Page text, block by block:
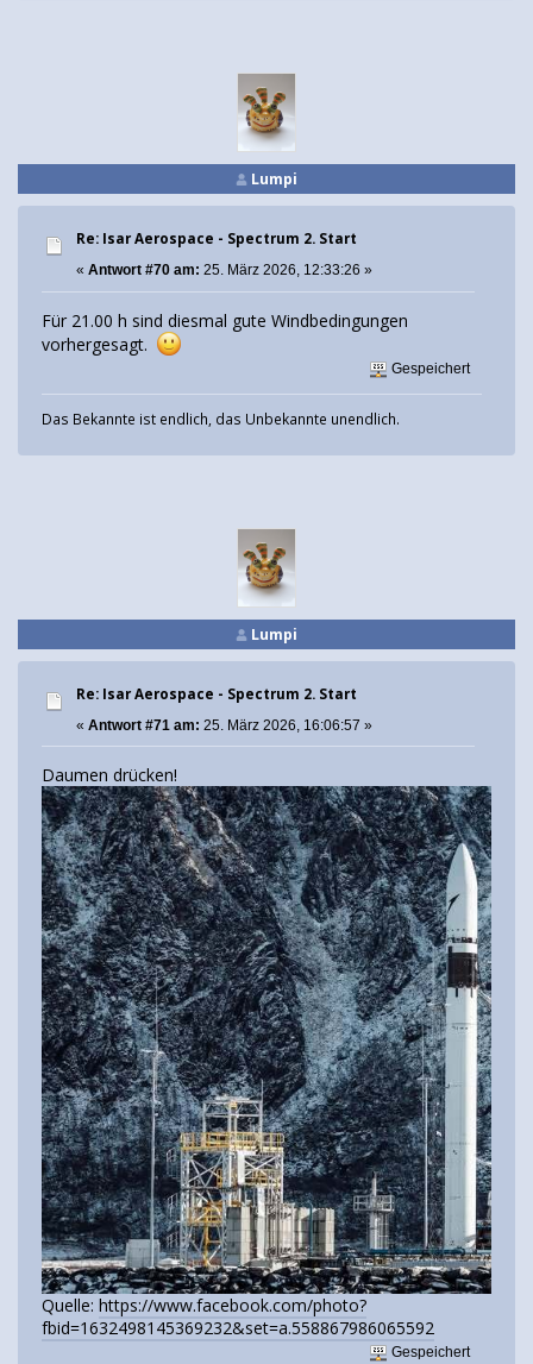
Lumpi
Re: Isar Aerospace - Spectrum 2. Start
« Antwort #70 am: 25. März 2026, 12:33:26 »
Für 21.00 h sind diesmal gute Windbedingungen
vorhergesagt.
Gespeichert
Das Bekannte ist endlich, das Unbekannte unendlich.
Lumpi
Re: Isar Aerospace - Spectrum 2. Start
« Antwort #71 am: 25. März 2026, 16:06:57 »
Daumen drücken!
Quelle: https://www.facebook.com/photo?
fbid=1632498145369232&set=a.558867986065592
Gespeichert